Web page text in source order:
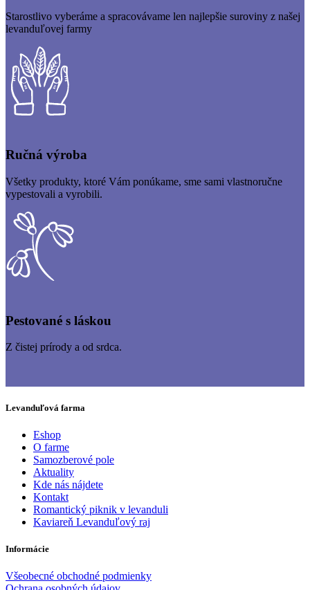
Starostlivo vyberáme a spracovávame len najlepšie suroviny z našej
levanduľovej farmy
Ručná výroba
Všetky produkty, ktoré Vám ponúkame, sme sami vlastnoručne
vypestovali a vyrobili.
Pestované s láskou
Z čistej prírody a od srdca.
Levanduľová farma
Eshop
O farme
Samozberové pole
Aktuality
Kde nás nájdete
Kontakt
Romantický piknik v levanduli
Kaviareň Levanduľový raj
Informácie
Všeobecné obchodné podmienky